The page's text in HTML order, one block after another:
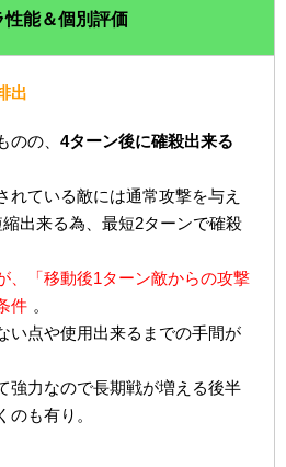
性能＆個別評価
出
のの、4ターン後に確殺出来る
れている敵には通常攻撃を与え
出来る為、最短2ターンで確殺
、「移動後1ターン敵からの攻撃
件 。
い点や使用出来るまでの手間が
強力なので長期戦が増える後半
のも有り。